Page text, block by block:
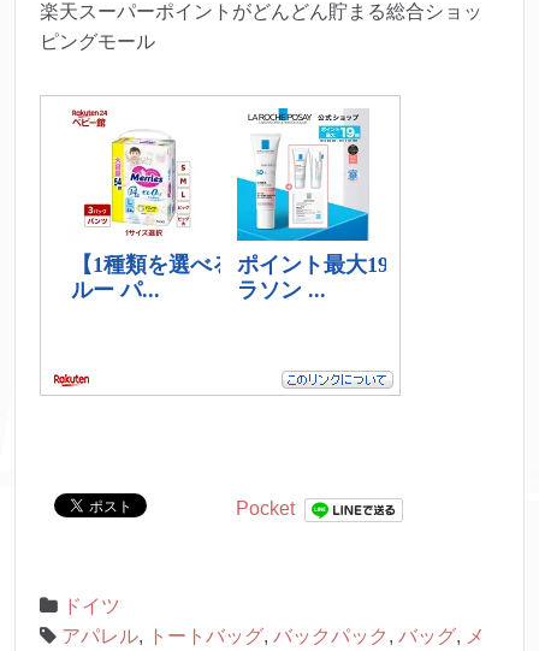
楽天スーパーポイントがどんどん貯まる総合ショッ
ピングモール
Pocket
ドイツ
アパレル, トートバッグ, バックパック , バッグ, メ